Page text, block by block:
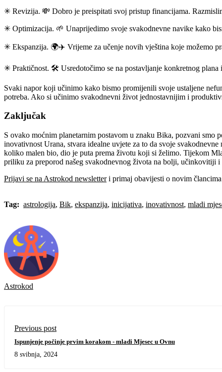
✳ Revizija. 💸 Dobro je preispitati svoj pristup financijama.
✳ Optimizacija. 🌱 Unaprijedimo svoje svakodnevne navike kako
✳ Ekspanzija. 🌍✈️ Vrijeme za učenje novih vještina koje možemo
✳ Praktičnost. 🛠️ Usredotočimo se na postavljanje konkretnog
Svaki napor koji učinimo kako bismo promijenili svoje ustaljene
potreba. Ako si učinimo svakodnevni život jednostavnijim i
Zaključak
S ovako moćnim planetarnim postavom u znaku Bika, pozvani
inovativnost Urana, stvara idealne uvjete za to da svoje
koliko malen bio, dio je puta prema životu koji si želimo. Tijekom
priliku za preporod našeg svakodnevnog života na bolji, učinkovitiji
Prijavi se na Astrokod newsletteri primaj obavijesti o novim
Tag: astrologija, Bik, ekspanzija, inicijativa, inovativnost, mladi
Astrokod
Previous post
Ispunjenje počinje prvim korakom - mladi Mjesec u Ovnu
8 svibnja, 2024